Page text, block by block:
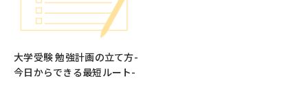
大学受験 勉強計画の立て方-
今日からできる最短ルート-